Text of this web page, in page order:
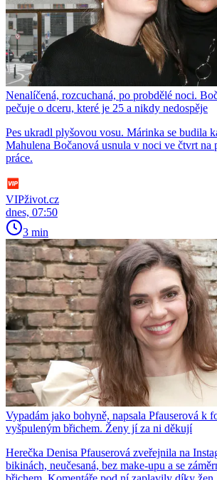
Nenalíčená, rozcuchaná, po probdělé noci.
pečuje o dceru, které je 25 a nikdy nedospěje
Pes ukradl plyšovou vosu. Márinka se budila
Mahulena Bočanová usnula v noci ve čtvrt na
práce.
VIPživot.cz
dnes, 07:50
3 min
Vypadám jako bohyně, napsala Pfauserová k
vyšpuleným břichem. Ženy jí za ni děkují
Herečka Denisa Pfauserová zveřejnila na
bikinách, neučesaná, bez make-upu a se